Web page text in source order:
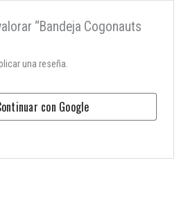
“Bandeja Cogonauts
una reseña.
con Google